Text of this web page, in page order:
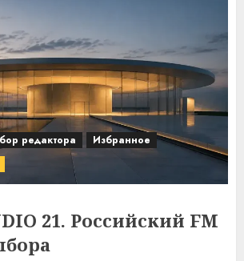
редактора
Избранное
21. Российский FM